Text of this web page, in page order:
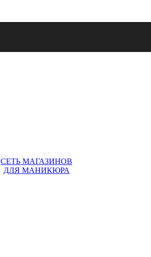
СЕТЬ МАГАЗИНОВ
ДЛЯ МАНИКЮРА